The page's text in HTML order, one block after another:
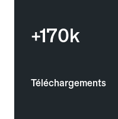
+170k
Téléchargements